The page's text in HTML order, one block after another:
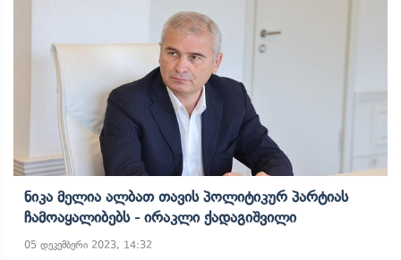
Ნიკა Მელია Ალბათ Თავის Პოლიტიკურ Პარტიას
Ჩამოაყალიბებს - Ირაკლი Ქადაგიშვილი
05 დეკემბერი 2023, 14:32